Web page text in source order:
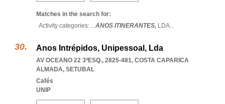
Matches in the search for:
Activity categories: ...ANOS ITINERANTES, LDA...
Anos Intrépidos, Unipessoal, Lda
AV OCEANO 22 3ºESQ., 2825-481, COSTA CAPARICA
ALMADA, SETUBAL
Cafés
UNIP